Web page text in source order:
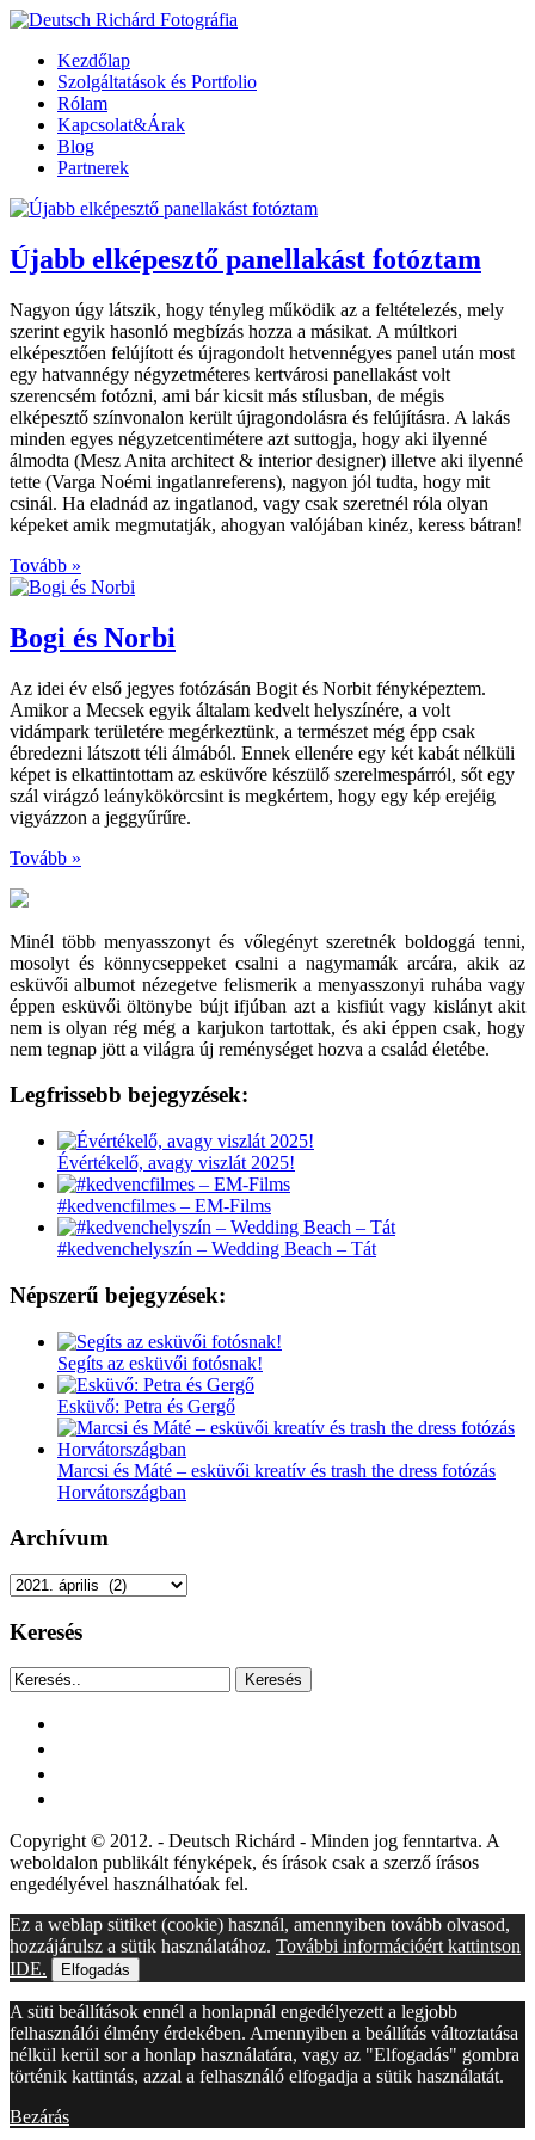
Kezdőlap
Szolgáltatások és Portfolio
Rólam
Kapcsolat&Árak
Blog
Partnerek
Újabb elképesztő panellakást fotóztam
Nagyon úgy látszik, hogy tényleg működik az a feltételezés, mely
szerint egyik hasonló megbízás hozza a másikat. A múltkori
elképesztően felújított és újragondolt hetvennégyes panel után most
egy hatvannégy négyzetméteres kertvárosi panellakást volt
szerencsém fotózni, ami bár kicsit más stílusban, de mégis
elképesztő színvonalon került újragondolásra és felújításra. A lakás
minden egyes négyzetcentimétere azt suttogja, hogy aki ilyenné
álmodta (Mesz Anita architect & interior designer) illetve aki ilyenné
tette (Varga Noémi ingatlanreferens), nagyon jól tudta, hogy mit
csinál. Ha eladnád az ingatlanod, vagy csak szeretnél róla olyan
képeket amik megmutatják, ahogyan valójában kinéz, keress bátran!
Tovább »
Bogi és Norbi
Az idei év első jegyes fotózásán Bogit és Norbit fényképeztem.
Amikor a Mecsek egyik általam kedvelt helyszínére, a volt
vidámpark területére megérkeztünk, a természet még épp csak
ébredezni látszott téli álmából. Ennek ellenére egy két kabát nélküli
képet is elkattintottam az esküvőre készülő szerelmespárról, sőt egy
szál virágzó leánykökörcsint is megkértem, hogy egy kép erejéig
vigyázzon a jeggyűrűre.
Tovább »
Minél több menyasszonyt és vőlegényt szeretnék boldoggá tenni,
mosolyt és könnycseppeket csalni a nagymamák arcára, akik az
esküvői albumot nézegetve felismerik a menyasszonyi ruhába vagy
éppen esküvői öltönybe bújt ifjúban azt a kisfiút vagy kislányt akit
nem is olyan rég még a karjukon tartottak, és aki éppen csak, hogy
nem tegnap jött a világra új reménységet hozva a család életébe.
Legfrissebb bejegyzések:
Évértékelő, avagy viszlát 2025!
#kedvencfilmes – EM-Films
#kedvenchelyszín – Wedding Beach – Tát
Népszerű bejegyzések:
Segíts az esküvői fotósnak!
Esküvő: Petra és Gergő
Marcsi és Máté – esküvői kreatív és trash the dress fotózás
Horvátországban
Archívum
Archívum
Keresés
Keresés
Copyright © 2012. - Deutsch Richárd - Minden jog fenntartva. A
weboldalon publikált fényképek, és írások csak a szerző írásos
engedélyével használhatóak fel.
Ez a weblap sütiket (cookie) használ, amennyiben tovább olvasod,
hozzájárulsz a sütik használatához. További információért kattintson
IDE.
Elfogadás
A süti beállítások ennél a honlapnál engedélyezett a legjobb
felhasználói élmény érdekében. Amennyiben a beállítás változtatása
nélkül kerül sor a honlap használatára, vagy az "Elfogadás" gombra
történik kattintás, azzal a felhasználó elfogadja a sütik használatát.
Bezárás